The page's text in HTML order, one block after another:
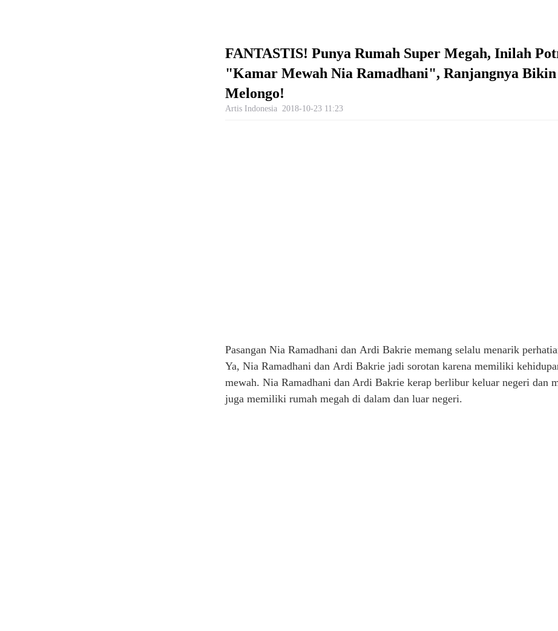
FANTASTIS! Punya Rumah Super Megah, Inilah
"Kamar Mewah Nia Ramadhani", Ranjangnya Bikin
Melongo!
Artis Indonesia 2018-10-23 11:23
Pasangan Nia Ramadhani dan Ardi Bakrie memang selalu menarik
Ya, Nia Ramadhani dan Ardi Bakrie jadi sorotan karena memiliki
mewah. Nia Ramadhani dan Ardi Bakrie kerap berlibur keluar negeri dan
juga memiliki rumah megah di dalam dan luar negeri.